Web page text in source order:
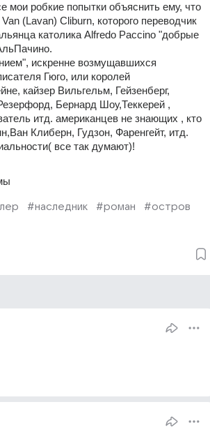
мои робкие попытки объяснить ему, что
(Lavan) Cliburn, которого переводчик
католика Alfredo Paccino "добрые
искренне возмущавшихся
Гюго, или королей
кайзер Вильгельм, Гейзенберг,
Бернард Шоу,Теккерей ,
итд. американцев не знающих , кто
Клиберн, Гудзон, Фаренгейт, итд.
все так думают)!
#наследник #роман
#остров